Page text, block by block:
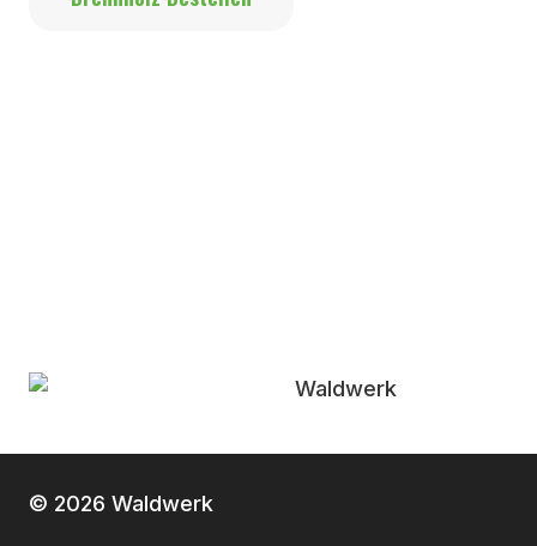
© 2026 Waldwerk